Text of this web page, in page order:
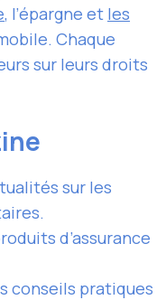
, l’épargne et les
Chaque
sur leurs droits
sur les
d’assurance
conseils pratiques